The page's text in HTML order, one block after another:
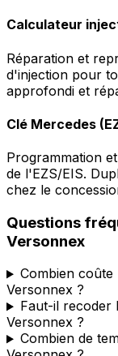
Calculateur
Réparation et
d'injection pour
approfondi et
Clé Mercedes
Programmation
de l'EZS/EIS.
chez le
Questions
Versonnex
Combien
Versonnex ?
Faut-il recoder
Versonnex ?
Combien de